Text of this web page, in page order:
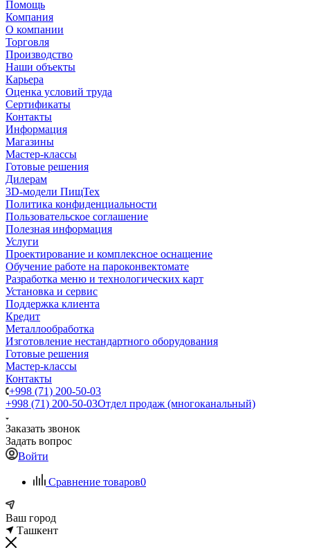
Помощь
Компания
О компании
Торговля
Производство
Наши объекты
Карьера
Оценка условий труда
Сертификаты
Контакты
Информация
Магазины
Мастер-классы
Готовые решения
Дилерам
3D-модели ПищТех
Политика конфиденциальности
Пользовательское соглашение
Полезная информация
Услуги
Проектирование и комплексное оснащение
Обучение работе на пароконвектомате
Разработка меню и технологических карт
Установка и сервис
Поддержка клиента
Кредит
Металлообработка
Изготовление нестандартного оборудования
Готовые решения
Мастер-классы
Контакты
+998 (71) 200-50-03
+998 (71) 200-50-03Отдел продаж (многоканальный)
Заказать звонок
Задать вопрос
Войти
Сравнение товаров0
Ваш город
Ташкент